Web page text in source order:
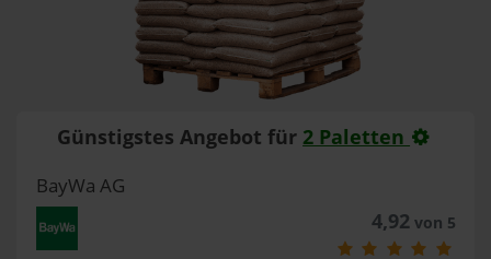
Günstigstes Angebot für 2 Paletten
BayWa AG
4,92von 5